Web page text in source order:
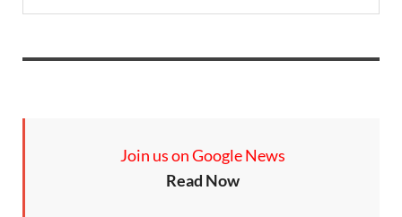
Join us on Google News
Read Now